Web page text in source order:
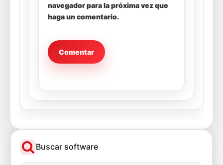
navegador para la próxima vez que
haga un comentario.
Buscar software